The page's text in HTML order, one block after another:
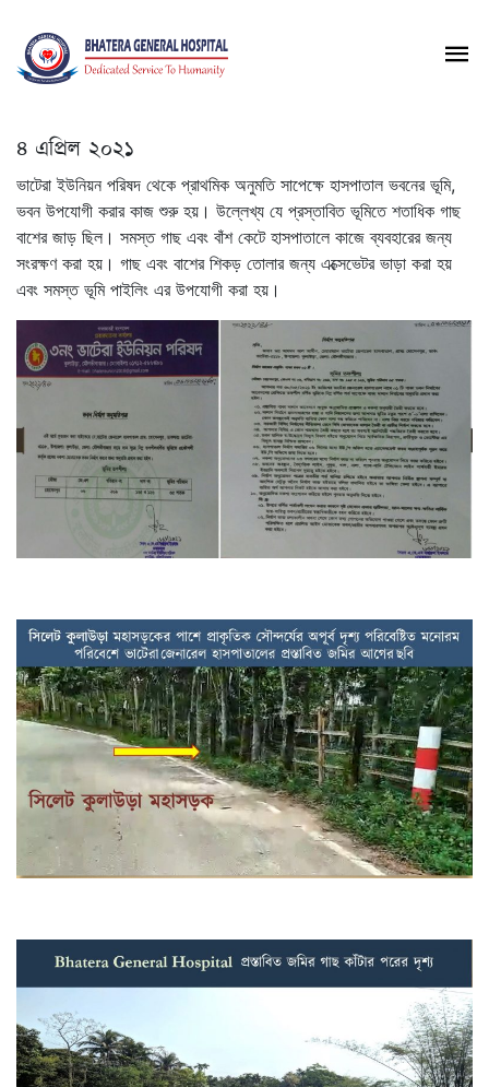
৪ এপ্রিল ২০২১
ভাটেরা ইউনিয়ন পরিষদ থেকে প্রাথমিক অনুমতি সাপেক্ষে হাসপাতাল ভবনের ভূমি,
ভবন উপযোগী করার কাজ শুরু হয়। উল্লেখ্য যে প্রস্তাবিত ভূমিতে শতাধিক গাছ
বাশের জাড় ছিল। সমস্ত গাছ এবং বাঁশ কেটে হাসপাতালে কাজে ব্যবহারের জন্য
সংরক্ষণ করা হয়। গাছ এবং বাশের শিকড় তোলার জন্য এক্সেভেটর ভাড়া করা হয়
এবং সমস্ত ভূমি পাইলিং এর উপযোগী করা হয়।